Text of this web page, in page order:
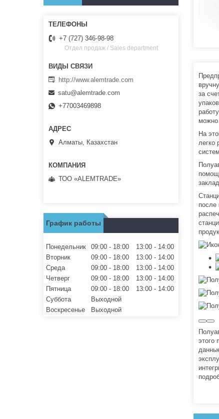
за
можно
На
легко
после
этого
+7 (727) 346-98-98
Отдел продаж / Sales department
http://www.alemtrade.com
satu@alemtrade.com
+77003469898
Алматы, Казахстан
ТОО «ALEMTRADE»
График работы
Понедельник 09:00 18:00 13:00
14:00
Вторник
09:00 18:00 13:00
14:00
Среда
09:00 18:00 13:00
14:00
Четверг
09:00 18:00 13:00
14:00
Пятница
09:00 18:00 13:00
14:00
Суббота
Выходной
Воскресенье
Выходной